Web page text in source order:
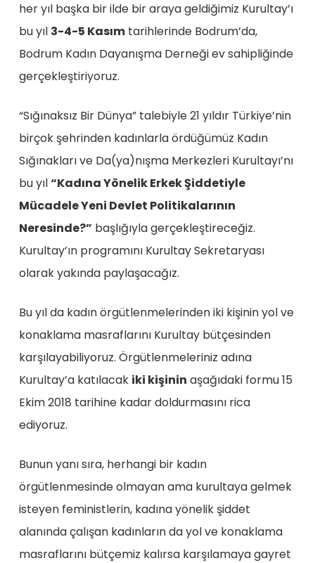
her yıl başka bir ilde bir araya geldiğimiz Kurultay’ı
bu yıl 3-4-5 Kasımtarihlerinde Bodrum’da,
Bodrum Kadın Dayanışma Derneği ev sahipliğinde
gerçekleştiriyoruz.
“Sığınaksız Bir Dünya” talebiyle 21 yıldır Türkiye’nin
birçok şehrinden kadınlarla ördüğümüz Kadın
Sığınakları ve Da(ya)nışma Merkezleri Kurultayı’nı
bu yıl“Kadına Yönelik Erkek Şiddetiyle
Mücadele Yeni Devlet Politikalarının
Neresinde?” başlığıyla gerçekleştireceğiz.
Kurultay’ın programını Kurultay Sekretaryası
olarak yakında paylaşacağız.
Bu yıl da kadın örgütlenmelerinden iki kişinin yol ve
konaklama masraflarını Kurultay bütçesinden
karşılayabiliyoruz. Örgütlenmeleriniz adına
Kurultay’a katılacak iki kişinin aşağıdaki formu 15
Ekim 2018 tarihine kadar doldurmasını rica
ediyoruz.
Bunun yanı sıra, herhangi bir kadın
örgütlenmesinde olmayan ama kurultaya gelmek
isteyen feministlerin, kadına yönelik şiddet
alanında çalışan kadınların da yol ve konaklama
masraflarını bütçemiz kalırsa karşılamaya gayret